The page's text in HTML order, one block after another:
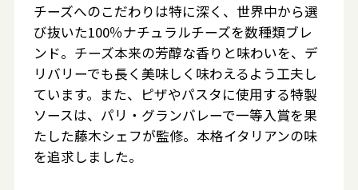
チーズへのこだわりは特に深く、世界中から選
び抜いた100％ナチュラルチーズを数種類ブレ
ンド。チーズ本来の芳醇な香りと味わいを、デ
リバリーでも長く美味しく味わえるよう工夫し
ています。また、ピザやパスタに使用する特製
ソースは、パリ・グランバレーで一等入賞を果
たした藤木シェフが監修。本格イタリアンの味
を追求しました。